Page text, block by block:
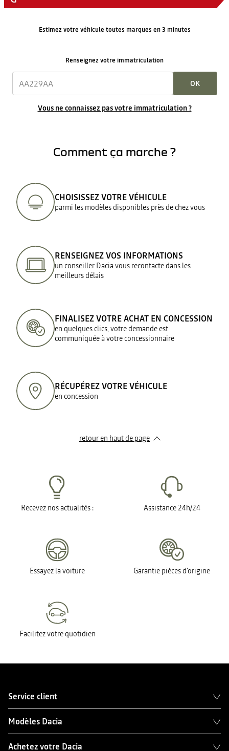
Estimez votre véhicule toutes marques en 3 minutes
Renseignez votre immatriculation
OK
Vous ne connaissez pas votre immatriculation ?
Comment ça marche ?
CHOISISSEZ VOTRE VÉHICULE
parmi les modèles disponibles près de chez vous
RENSEIGNEZ VOS INFORMATIONS
un conseiller Dacia vous recontacte dans les
meilleurs délais
FINALISEZ VOTRE ACHAT EN CONCESSION
en quelques clics, votre demande est
communiquée à votre concessionnaire
RÉCUPÉREZ VOTRE VÉHICULE
en concession
retour en haut de page​
Recevez nos actualités : Assistance 24h/24
Essayez la voiture Garantie pièces d'origine
Facilitez votre quotidien
Service client
Modèles Dacia
Achetez votre Dacia